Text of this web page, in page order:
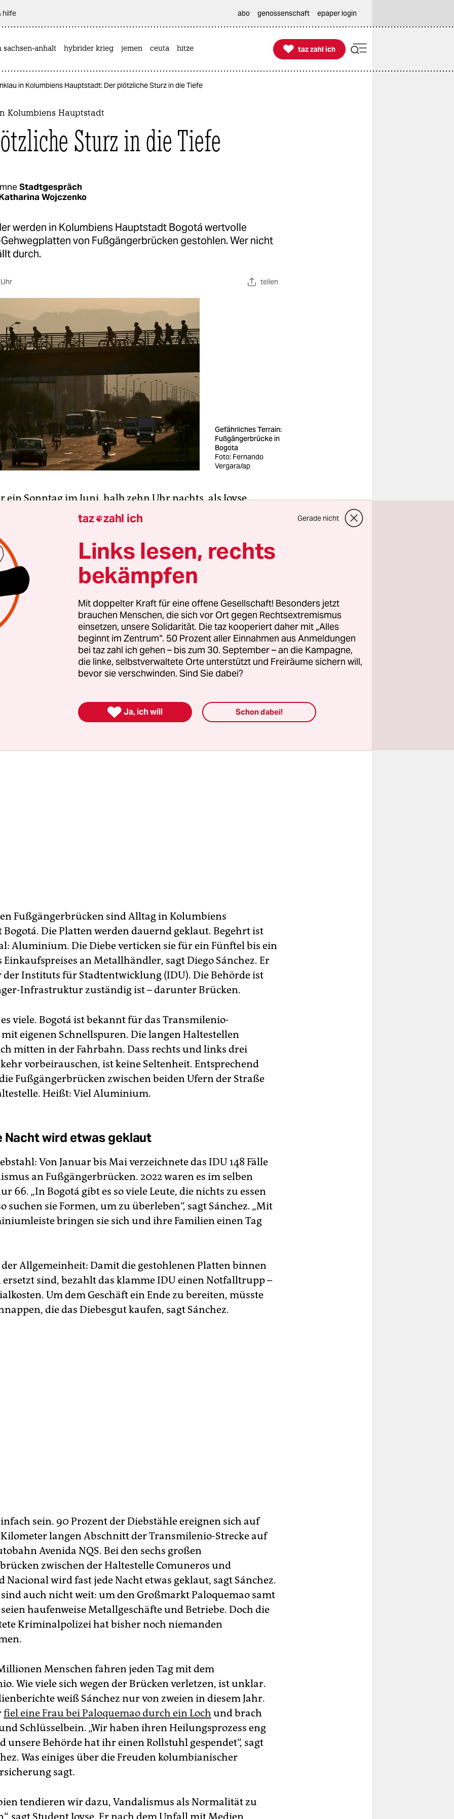
hilfe abo genossenschaft epaper login
sachsen-anhalt hybrider krieg jemen ceuta hitze 
taz zahl ich
taz zahl ich
in Kolumbiens Hauptstadt: Der plötzliche Sturz in die Tiefe
Kolumbiens Hauptstadt
Sturz in die Tiefe
Stadtgespräch
Wojczenko
werden in Kolumbiens Hauptstadt Bogotá wertvolle
von Fußgängerbrücken gestohlen. Wer nicht
durch.
teilen
Gefährliches Terrain:
Fußgängerbrücke in
Bogota
Foto: Fernando
Vergara/ap
ein Sonntag im Juni, halb zehn Uhr nachts, als Joyse
durch das Loch fiel. Er hatte in der Bibliothek für die Uni
und wollte heim. Mit einem Freund nahm er die
um die mehrspurige Straße zu überqueren. „Wir
uns, ich drehte mich zu ihm um – und trat ins Nichts“,
taz. In der Brücke fehlte ein Stück. Joyse fiel vier Meter
hat durch das Loch gefilmt, wie er nach dem Aufprall
ersten Schritte macht. Er ist dann in die Notaufnahme, um
Doch abgesehen vom Schrecken war er mit
und blauen Flecken davongekommen. Joyse ist 22 Jahre
sein Hobby, er ist kräftig und er hat das Fallen gelernt. „Ich
Fußgängerbrücken sind Alltag in Kolumbiens
Die Platten werden dauernd geklaut. Begehrt ist
Aluminium. Die Diebe verticken sie für ein Fünftel bis ein
Einkaufspreises an Metallhändler, sagt Diego Sánchez. Er
Instituts für Stadtentwicklung (IDU). Die Behörde ist
Infrastruktur zuständig ist – darunter Brücken.
viele. Bogotá ist bekannt für das Transmilenio-
eigenen Schnellspuren. Die langen Haltestellen
mitten in der Fahrbahn. Dass rechts und links drei
vorbeirauschen, ist keine Seltenheit. Entsprechend
Fußgängerbrücken zwischen beiden Ufern der Straße
Heißt: Viel Aluminium.
Nacht wird etwas geklaut
Von Januar bis Mai verzeichnete das IDU 148 Fälle
an Fußgängerbrücken. 2022 waren es im selben
66. „In Bogotá gibt es so viele Leute, die nichts zu essen
suchen sie Formen, um zu überleben“, sagt Sánchez. „Mit
bringen sie sich und ihre Familien einen Tag
der Allgemeinheit: Damit die gestohlenen Platten binnen
ersetzt sind, bezahlt das klamme IDU einen Notfalltrupp –
Um dem Geschäft ein Ende zu bereiten, müsste
die das Diebesgut kaufen, sagt Sánchez.
sein. 90 Prozent der Diebstähle ereignen sich auf
langen Abschnitt der Transmilenio-Strecke auf
Avenida NQS. Bei den sechs großen
zwischen der Haltestelle Comuneros und
Nacional wird fast jede Nacht etwas geklaut, sagt Sánchez.
auch nicht weit: um den Großmarkt Paloquemao samt
haufenweise Metallgeschäfte und Betriebe. Doch die
Kriminalpolizei hat bisher noch niemanden
Menschen fahren jeden Tag mit dem
Wie viele sich wegen der Brücken verletzen, ist unklar.
weiß Sánchez nur von zweien in diesem Jahr.
fiel eine Frau bei Paloquemao durch ein Loch und brach
Schlüsselbein. „Wir haben ihren Heilungsprozess eng
unsere Behörde hat ihr einen Rollstuhl gespendet“, sagt
Was einiges über die Freuden kolumbianischer
sagt.
tendieren wir dazu, Vandalismus als Normalität zu
sagt Student Joyse. Er nach dem Unfall mit Medien
taz zahl ich Gerade nicht
Links lesen, rechts
bekämpfen
Mit doppelter Kraft für eine offene Gesellschaft! Besonders jetzt
brauchen Menschen, die sich vor Ort gegen Rechtsextremismus
einsetzen, unsere Solidarität. Die taz kooperiert daher mit „Alles
beginnt im Zentrum“. 50 Prozent aller Einnahmen aus Anmeldungen
bei taz zahl ich gehen – bis zum 30. September – an die Kampagne,
die linke, selbstverwaltete Orte unterstützt und Freiräume sichern will,
bevor sie verschwinden. Sind Sie dabei?
 Ja, ich will Schon dabei!